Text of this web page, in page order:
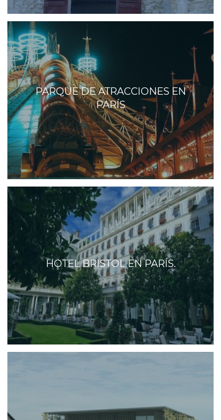
PARQUE DE ATRACCIONES EN
PARÍS
HOTEL BRISTOL EN PARÍS.